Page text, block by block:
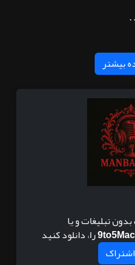
.
بیشتر
تبلیغات و یا
را، دانلود کنید